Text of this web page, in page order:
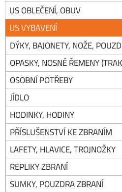
US OBLEČENÍ, OBUV
US VYBAVENÍ
DÝKY, BAJONETY, NOŽE,
OPASKY, NOSNÉ ŘEMENY
OSOBNÍ POTŘEBY
JÍDLO
HODINKY, HODINY
PŘÍSLUŠENSTVÍ KE ZBRANÍM
LAFETY, HLAVICE, TROJNOŽKY
REPLIKY ZBRANÍ
SUMKY, POUZDRA ZBRANÍ